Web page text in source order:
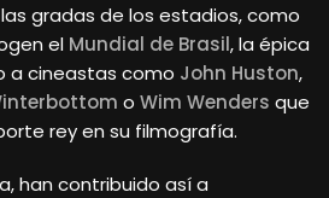
gradas de los estadios, como
el Mundial de Brasil, la épica
a cineastas como John Huston,
o Wim Wenders que
rey en su filmografía.
han contribuido así a